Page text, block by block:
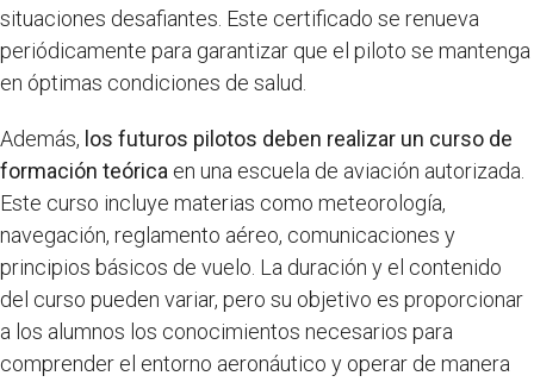
situaciones desafiantes. Este certificado se renueva
periódicamente para garantizar que el piloto se mantenga
en óptimas condiciones de salud.
Además, los futuros pilotos deben realizar un curso de
formación teórica en una escuela de aviación autorizada.
Este curso incluye materias como meteorología,
navegación, reglamento aéreo, comunicaciones y
principios básicos de vuelo. La duración y el contenido
del curso pueden variar, pero su objetivo es proporcionar
a los alumnos los conocimientos necesarios para
comprender el entorno aeronáutico y operar de manera